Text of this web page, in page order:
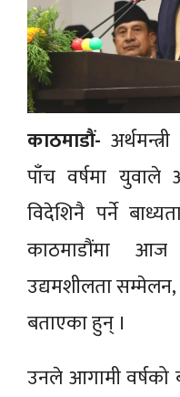
काठमाडौं-
पाँच वर्षमा
विदेशिनै पर्ने
काठमाडौंमा आज
उद्यमशीलता सम्मेलन,
बताएका हुन् ।
उनले आगामी वर्षको